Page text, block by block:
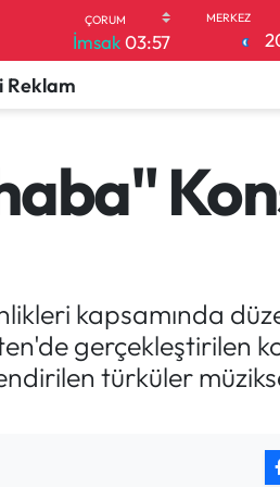
İmsak03:57
Reklam
kapsamında
gerçekleştirilen
türküler